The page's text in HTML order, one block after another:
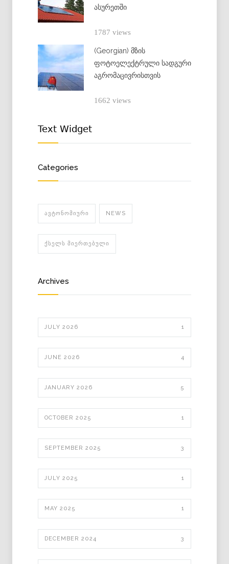
ასურეთში
1787 views
(Georgian) მზის
ფოტოელექტრული სადგური
აგრომაცივრისთვის
1662 views
Text Widget
Categories
ᲐᲕᲢᲝᲜᲝᲛᲘᲣᲠᲘ NEWS
ᲥᲡᲔᲚᲡ ᲛᲘᲔᲠᲗᲔᲑᲣᲚᲘ
Archives
JULY 2026 1
JUNE 2026 4
JANUARY 2026 5
OCTOBER 2025 1
SEPTEMBER 2025 3
JULY 2025 1
MAY 2025 1
DECEMBER 2024 3